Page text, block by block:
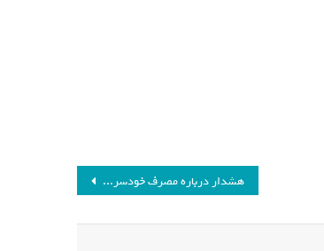
هشدار درباره مصرف خودسرانه داروی گیاهی_فرنگی